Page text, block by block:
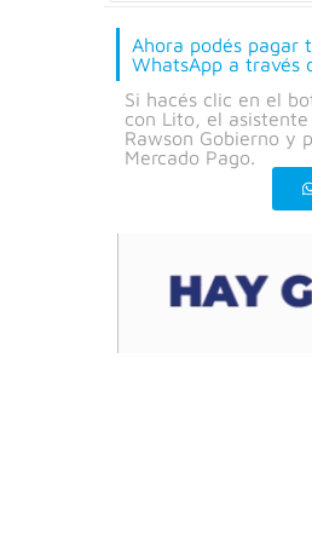
Ahora podés pagar
WhatsApp a través
Si hacés clic en el
con Lito, el
Rawson Gobierno y
Mercado Pago.